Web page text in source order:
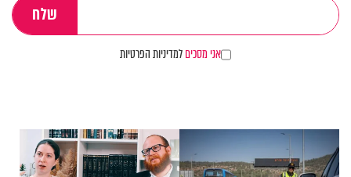
אני מסכיםלמדיניות הפרטיות